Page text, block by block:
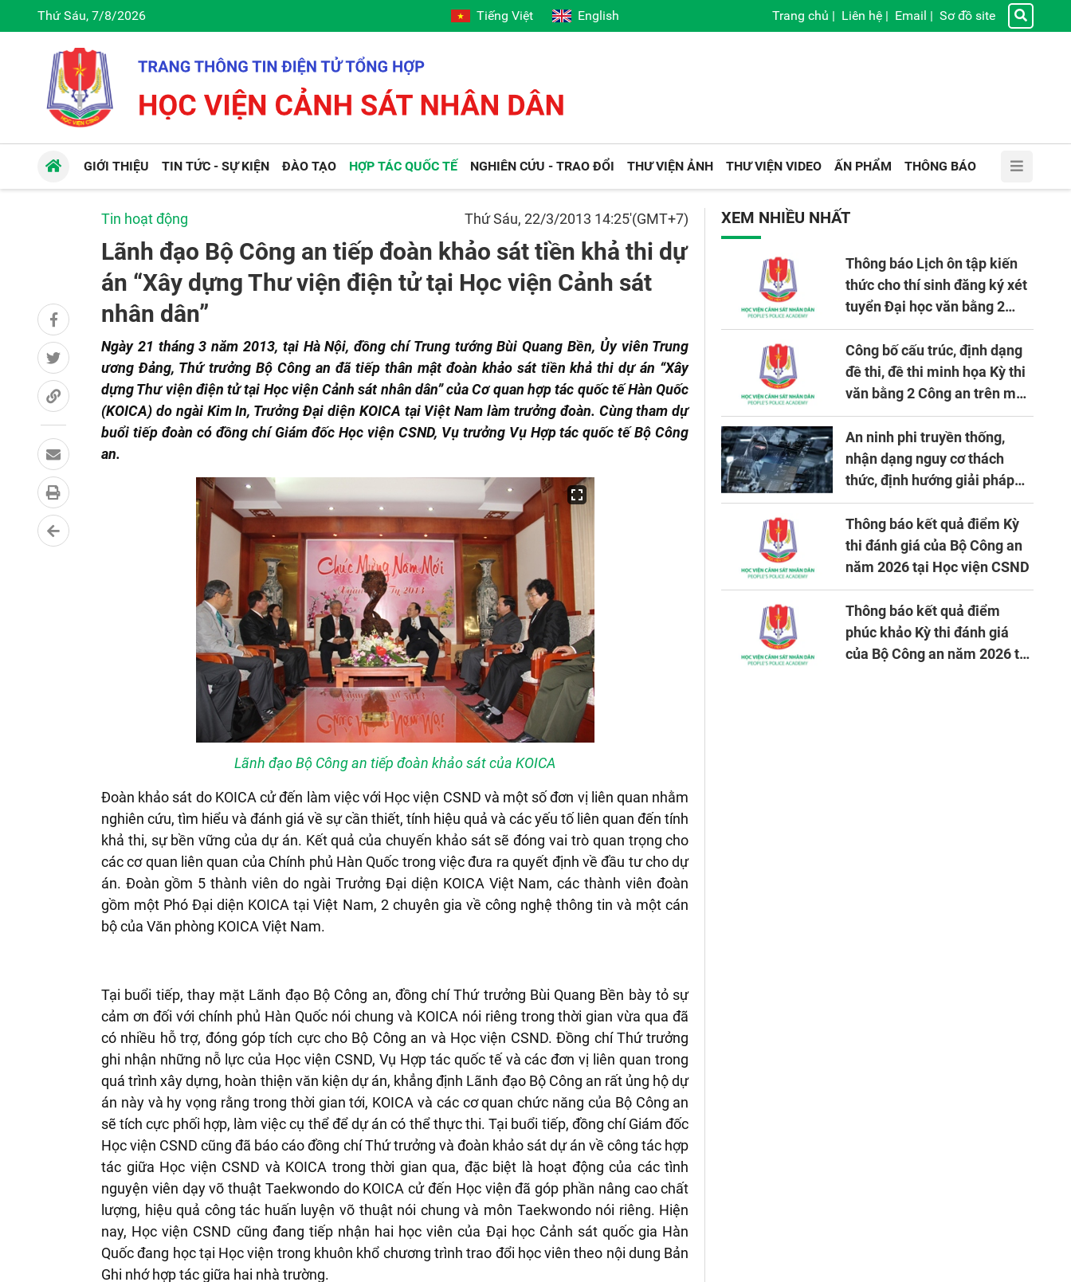
Thứ Sáu, 7/8/2026 Tiếng Việt English Trang chủ | Liên hệ | Email | Sơ đồ site
GIỚI THIỆU TIN TỨC - SỰ KIỆN ĐÀO TẠO HỢP TÁC QUỐC TẾ NGHIÊN CỨU - TRAO ĐỔI THƯ VIỆN ẢNH THƯ VIỆN VIDEO ẤN PHẨM THÔNG BÁO
Tin hoạt động Thứ Sáu, 22/3/2013 14:25'(GMT+7)
Lãnh đạo Bộ Công an tiếp đoàn khảo sát tiền khả thi dự
án “Xây dựng Thư viện điện tử tại Học viện Cảnh sát
nhân dân”
Ngày 21 tháng 3 năm 2013, tại Hà Nội, đồng chí Trung tướng Bùi Quang Bền, Ủy viên Trung
ương Đảng, Thứ trưởng Bộ Công an đã tiếp thân mật đoàn khảo sát tiền khả thi dự án “Xây
dựng Thư viện điện tử tại Học viện Cảnh sát nhân dân” của Cơ quan hợp tác quốc tế Hàn Quốc
(KOICA) do ngài Kim In, Trưởng Đại diện KOICA tại Việt Nam làm trưởng đoàn. Cùng tham dự
buổi tiếp đoàn có đồng chí Giám đốc Học viện CSND, Vụ trưởng Vụ Hợp tác quốc tế Bộ Công
an.
Lãnh đạo Bộ Công an tiếp đoàn khảo sát của KOICA
Đoàn khảo sát do KOICA cử đến làm việc với Học viện CSND và một số đơn vị liên quan nhằm
nghiên cứu, tìm hiểu và đánh giá về sự cần thiết, tính hiệu quả và các yếu tố liên quan đến tính
khả thi, sự bền vững của dự án. Kết quả của chuyến khảo sát sẽ đóng vai trò quan trọng cho
các cơ quan liên quan của Chính phủ Hàn Quốc trong việc đưa ra quyết định về đầu tư cho dự
án. Đoàn gồm 5 thành viên do ngài Trưởng Đại diện KOICA Việt Nam, các thành viên đoàn
gồm một Phó Đại diện KOICA tại Việt Nam, 2 chuyên gia về công nghệ thông tin và một cán
bộ của Văn phòng KOICA Việt Nam.
Tại buổi tiếp, thay mặt Lãnh đạo Bộ Công an, đồng chí Thứ trưởng Bùi Quang Bền bày tỏ sự
cảm ơn đối với chính phủ Hàn Quốc nói chung và KOICA nói riêng trong thời gian vừa qua đã
có nhiều hỗ trợ, đóng góp tích cực cho Bộ Công an và Học viện CSND. Đồng chí Thứ trưởng
ghi nhận những nỗ lực của Học viện CSND, Vụ Hợp tác quốc tế và các đơn vị liên quan trong
quá trình xây dựng, hoàn thiện văn kiện dự án, khẳng định Lãnh đạo Bộ Công an rất ủng hộ dự
án này và hy vọng rằng trong thời gian tới, KOICA và các cơ quan chức năng của Bộ Công an
sẽ tích cực phối hợp, làm việc cụ thể để dự án có thể thực thi. Tại buổi tiếp, đồng chí Giám đốc
Học viện CSND cũng đã báo cáo đồng chí Thứ trưởng và đoàn khảo sát dự án về công tác hợp
tác giữa Học viện CSND và KOICA trong thời gian qua, đặc biệt là hoạt động của các tình
nguyện viên dạy võ thuật Taekwondo do KOICA cử đến Học viện đã góp phần nâng cao chất
ượng, hiệu quả công tác huấn luyện võ thuật nói chung và môn Taekwondo nói riêng. Hiện
nay, Học viện CSND cũng đang tiếp nhận hai học viên của Đại học Cảnh sát quốc gia Hàn
Quốc đang học tại Học viện trong khuôn khổ chương trình trao đổi học viên theo nội dung Bản
Ghi nhớ hợp tác giữa hai nhà trường.
XEM NHIỀU NHẤT
Thông báo Lịch ôn tập kiến
thức cho thí sinh đăng ký xét
tuyển Đại học văn bằng 2
tuyển mới, mở tại Học viện
CSND năm học 2026 - 2027
Công bố cấu trúc, định dạng
đề thi, đề thi minh họa Kỳ thi
văn bằng 2 Công an trên máy
tính
An ninh phi truyền thống,
nhận dạng nguy cơ thách
thức, định hướng giải pháp
đảm bảo an ninh quốc gia
trong tình hình hiện nay
Thông báo kết quả điểm Kỳ
thi đánh giá của Bộ Công an
năm 2026 tại Học viện CSND
Thông báo kết quả điểm
phúc khảo Kỳ thi đánh giá
của Bộ Công an năm 2026 tại